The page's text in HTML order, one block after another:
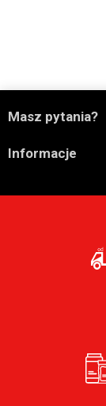
Masz pytania?
Informacje